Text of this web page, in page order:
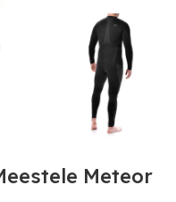
Meteor